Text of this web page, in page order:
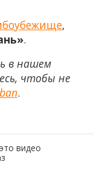
,
.
в нашем
чтобы не
.
видео